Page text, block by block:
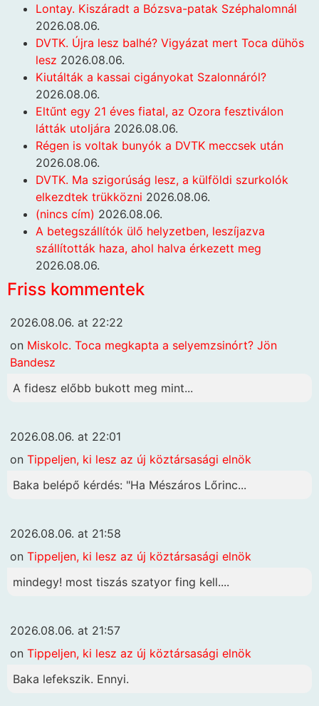
Lontay. Kiszáradt a Bózsva-patak Széphalomnál
2026.08.06.
DVTK. Újra lesz balhé? Vigyázat mert Toca dühös
lesz 2026.08.06.
Kiutálták a kassai cigányokat Szalonnáról?
2026.08.06.
Eltűnt egy 21 éves fiatal, az Ozora fesztiválon
látták utoljára 2026.08.06.
Régen is voltak bunyók a DVTK meccsek után
2026.08.06.
DVTK. Ma szigorúság lesz, a külföldi szurkolók
elkezdtek trükközni 2026.08.06.
(nincs cím) 2026.08.06.
A betegszállítók ülő helyzetben, leszíjazva
szállították haza, ahol halva érkezett meg
2026.08.06.
Friss kommentek
2026.08.06. at 22:22
on Miskolc. Toca megkapta a selyemzsinórt? Jön
Bandesz
A fidesz előbb bukott meg mint...
2026.08.06. at 22:01
on Tippeljen, ki lesz az új köztársasági elnök
Baka belépő kérdés: "Ha Mészáros Lőrinc...
2026.08.06. at 21:58
on Tippeljen, ki lesz az új köztársasági elnök
mindegy! most tiszás szatyor fing kell....
2026.08.06. at 21:57
on Tippeljen, ki lesz az új köztársasági elnök
Baka lefekszik. Ennyi.